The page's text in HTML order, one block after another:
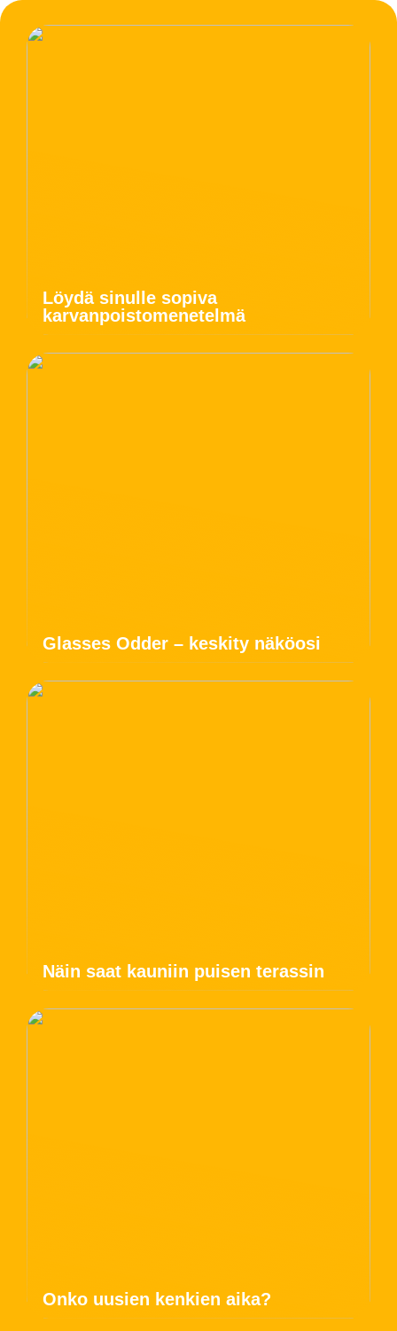
Löydä sinulle sopiva
karvanpoistomenetelmä
Glasses Odder – keskity näköosi
Näin saat kauniin puisen terassin
Onko uusien kenkien aika?